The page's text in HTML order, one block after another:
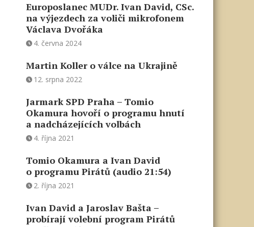
Europoslanec MUDr. Ivan David, CSc.
na výjezdech za voliči mikrofonem
Václava Dvořáka
4. června 2024
Martin Koller o válce na Ukrajině
12. srpna 2022
Jarmark SPD Praha – Tomio
Okamura hovoří o programu hnutí
a nadcházejících volbách
4. října 2021
Tomio Okamura a Ivan David
o programu Pirátů (audio 21:54)
2. října 2021
Ivan David a Jaroslav Bašta –
probírají volební program Pirátů